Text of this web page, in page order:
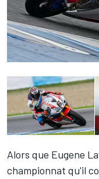
Alors que Eugene
championnat qu'il